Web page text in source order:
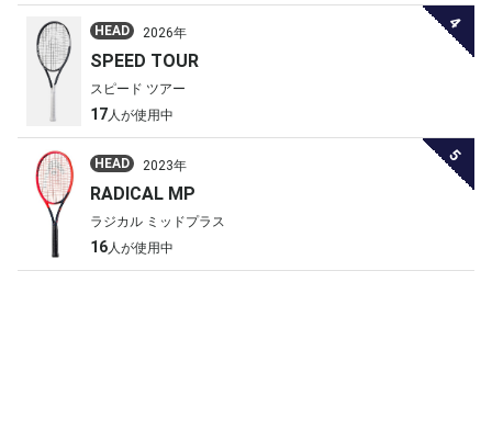
HEAD 2026年
SPEED TOUR
スピード ツアー
17 人が使用中
4
HEAD 2023年
RADICAL MP
ラジカル ミッドプラス
16 人が使用中
5